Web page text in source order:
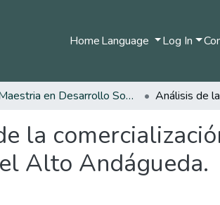
HomeLanguage Log In
Maestria en Desarrollo Sostenible y Medio Ambiente
la
Alto Andágueda.